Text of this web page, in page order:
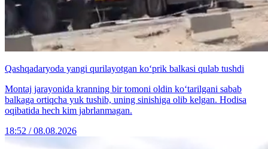
Qashqadaryoda yangi qurilayotgan ko‘prik balkasi qulab tushdi
Montaj jarayonida kranning bir tomoni oldin ko‘tarilgani sabab
balkaga ortiqcha yuk tushib, uning sinishiga olib kelgan. Hodisa
oqibatida hech kim jabrlanmagan.
18:52 / 08.08.2026